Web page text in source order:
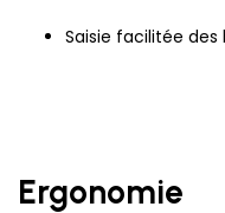
Saisie facilitée
Ergonomie